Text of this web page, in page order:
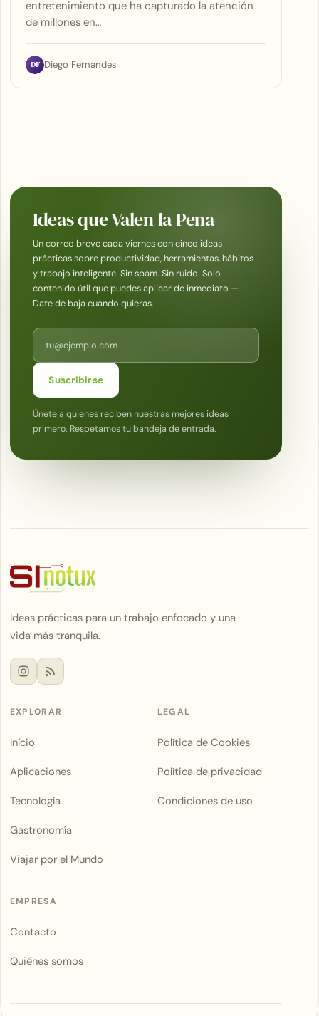
entretenimiento que ha capturado la atención
de millones en…
DF Diego Fernandes
Ideas que Valen la Pena
Un correo breve cada viernes con cinco ideas
prácticas sobre productividad, herramientas, hábitos
y trabajo inteligente. Sin spam. Sin ruido. Solo
contenido útil que puedes aplicar de inmediato —
Date de baja cuando quieras.
Correo electrónico
Suscribirse
Únete a quienes reciben nuestras mejores ideas
primero. Respetamos tu bandeja de entrada.
Ideas prácticas para un trabajo enfocado y una
vida más tranquila.
EXPLORAR
Início
Aplicaciones
Tecnología
Gastronomía
Viajar por el Mundo
LEGAL
Política de Cookies
Política de privacidad
Condiciones de uso
EMPRESA
Contacto
Quiénes somos